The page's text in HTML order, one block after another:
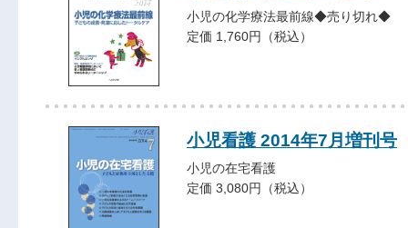
小児の化学療法最前線◆売り切れ◆
定価 1,760円（税込）
小児看護 2014年7月増刊号
小児の在宅看護
定価 3,080円（税込）